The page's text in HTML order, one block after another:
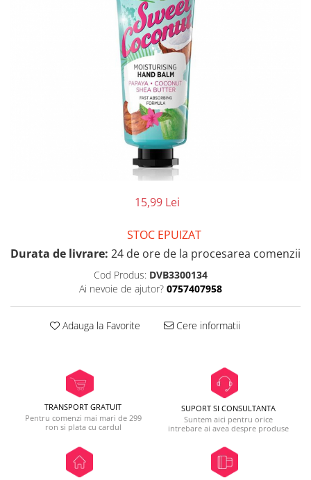
15,99 Lei
STOC EPUIZAT
Durata de livrare: 24 de ore de la procesarea comenzii
Cod Produs: DVB3300134
Ai nevoie de ajutor? 0757407958
Adauga la Favorite Cere informatii
TRANSPORT GRATUIT
Pentru comenzi mai mari de 299
ron si plata cu cardul
SUPORT SI CONSULTANTA
Suntem aici pentru orice
intrebare ai avea despre produse